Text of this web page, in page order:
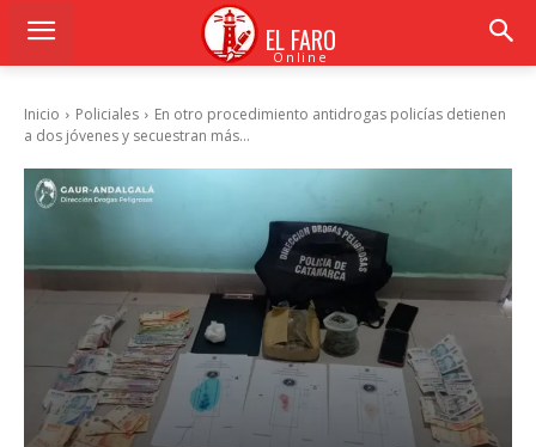
EL FARO
Online
Inicio Policiales
En otro procedimiento antidrogas policías detienen
a dos jóvenes y secuestran más...